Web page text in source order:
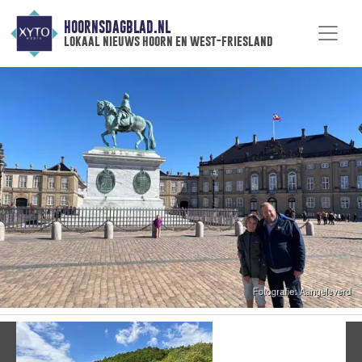
HOORNSDAGBLAD.NL
lokaal nieuws hoorn en west-friesland